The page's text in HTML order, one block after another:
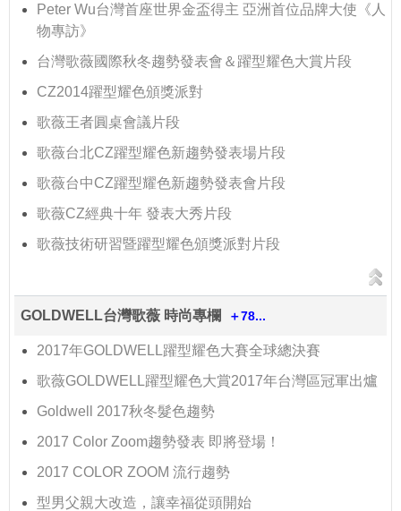
Peter Wu台灣首座世界金盃得主 亞洲首位品牌大使《人
物專訪》
台灣歌薇國際秋冬趨勢發表會＆躍型耀色大賞片段
CZ2014躍型耀色頒獎派對
歌薇王者圓桌會議片段
歌薇台北CZ躍型耀色新趨勢發表場片段
歌薇台中CZ躍型耀色新趨勢發表會片段
歌薇CZ經典十年 發表大秀片段
歌薇技術研習暨躍型耀色頒獎派對片段
GOLDWELL台灣歌薇 時尚專欄 ＋78...
2017年GOLDWELL躍型耀色大賽全球總決賽
歌薇GOLDWELL躍型耀色大賞2017年台灣區冠軍出爐
Goldwell 2017秋冬髮色趨勢
2017 Color Zoom趨勢發表 即將登場！
2017 COLOR ZOOM 流行趨勢
型男父親大改造，讓幸福從頭開始